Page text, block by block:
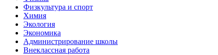
Физкультура и спорт
Химия
Экология
Экономика
Администрирование школы
Внеклассная работа